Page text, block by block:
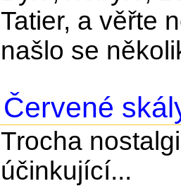
Tatier, a věřte
našlo se
Červené
Trocha
účinkující...